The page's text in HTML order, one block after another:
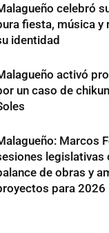
celebró
fiesta, música y
identidad
activó
un caso de
Marcos
legislativas
de obras y
para 2026